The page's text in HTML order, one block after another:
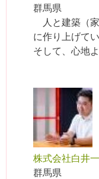
群馬県
人と建築（
に作り上げてい
そして、心地
株式会社白井
群馬県